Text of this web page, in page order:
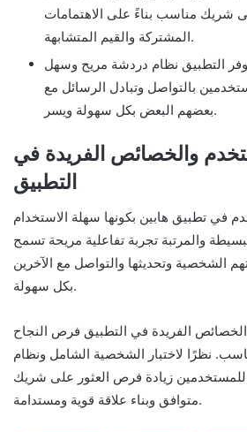
شريك مناسب بناءً على الاهتمامات
المشتركة والقيم المتشابهة.
التطبيق نظام دردشة مريح وسهل
بالتواصل وتبادل الرسائل مع
بعضهم البعض بكل سهولة ويسر.
والخصائص الفريدة في
التطبيق
في تطبيق هابين بكونها سهلة الاستخدام
والمرتبة تجربة تفاعلية مريحة تسمح
الشخصية وتحديثها والتواصل مع الآخرين
بكل سهولة.
الخصائص الفريدة في التطبيق فرص النجاح
نظرًا لاختبار الشخصية الشامل ونظام
للمستخدمين زيادة فرص العثور على شريك
متوافق وبناء علاقة قوية ومستدامة.